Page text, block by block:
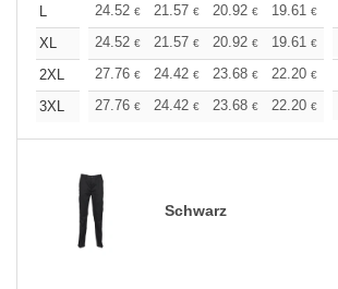
L
24.52 € 21.57 € 20.92 € 19.61 €
XL
24.52 € 21.57 € 20.92 € 19.61 €
2XL
27.76 € 24.42 € 23.68 € 22.20 €
3XL
27.76 € 24.42 € 23.68 € 22.20 €
Schwarz